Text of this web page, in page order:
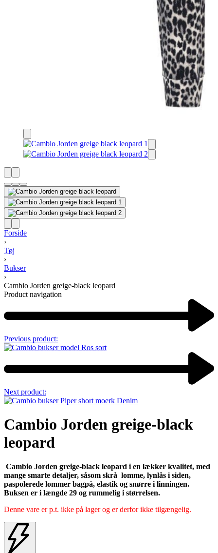
Forside
›
Tøj
›
Bukser
›
Cambio Jorden greige-black leopard
Product navigation
Previous product:
Next product:
Cambio Jorden greige-black
leopard
Cambio Jorden greige-black leopard i en lækker kvalitet, med
mange smarte detaljer, såsom skrå lomme, lynlås i siden,
paspolerede lommer bagpå, elastik og snørre i linningen.
Buksen er i længde 29 og rummelig i størrelsen.
Denne vare er p.t. ikke på lager og er derfor ikke tilgængelig.